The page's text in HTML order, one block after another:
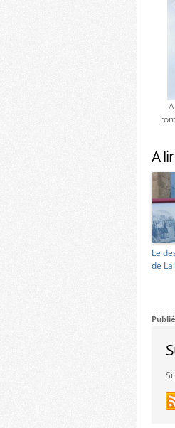
A
Le
de